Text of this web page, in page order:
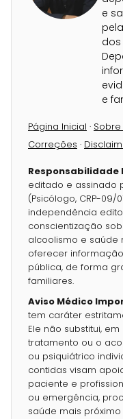
e
e
Página Inicial · Sobre
Correções ·
Responsabilidade
editado e assinado
(Psicólogo, CRP-09/
independência
conscientização
alcoolismo e saúde
oferecer
pública, de forma
familiares.
Aviso Médico
tem caráter
Ele não substitui,
tratamento ou o
ou psiquiátrico
contidas visam
paciente e
ou emergência,
saúde mais próximo